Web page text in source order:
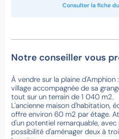
Consulter la fiche
Notre conseiller vous
À vendre sur la plaine
village accompagnée de sa
tout sur un terrain de 1 040 m2.
L'ancienne maison d'habitation,
offre environ 60 m2 par étage.
d'un potentiel remarquable,
possibilité d'aménager deux à